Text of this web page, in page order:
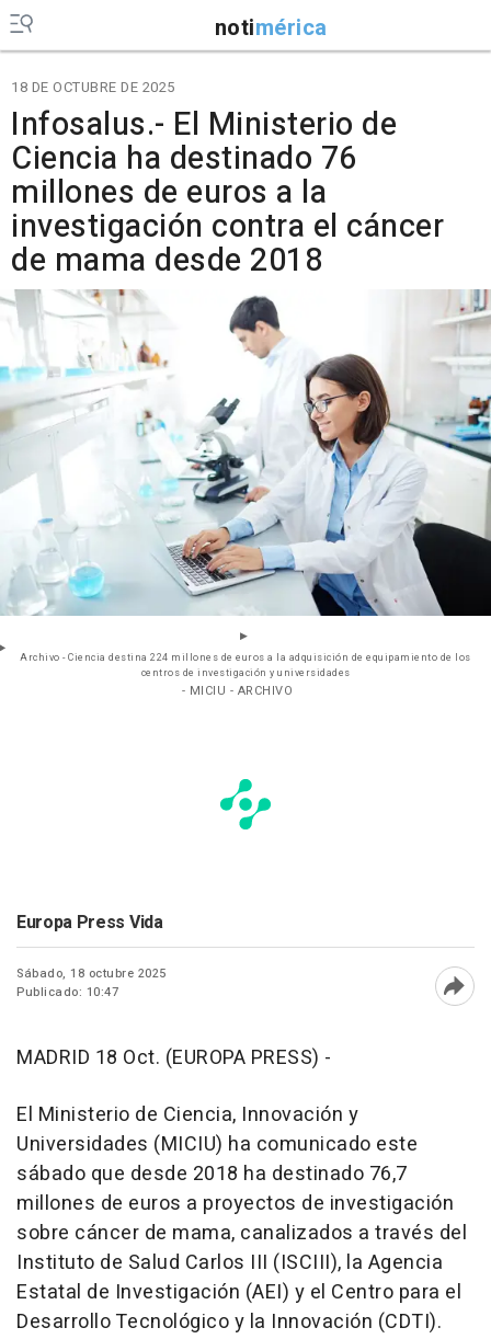
notimérica
18 DE OCTUBRE DE 2025
Infosalus.- El Ministerio de
Ciencia ha destinado 76
millones de euros a la
investigación contra el cáncer
de mama desde 2018
Archivo - Ciencia destina 224 millones de euros a la adquisición de equipamiento de los
centros de investigación y universidades
- MICIU - ARCHIVO
Europa Press Vida
Sábado, 18 octubre 2025
Publicado: 10:47
MADRID 18 Oct. (EUROPA PRESS) -
El Ministerio de Ciencia, Innovación y
Universidades (MICIU) ha comunicado este
sábado que desde 2018 ha destinado 76,7
millones de euros a proyectos de investigación
sobre cáncer de mama, canalizados a través del
Instituto de Salud Carlos III (ISCIII), la Agencia
Estatal de Investigación (AEI) y el Centro para el
Desarrollo Tecnológico y la Innovación (CDTI).